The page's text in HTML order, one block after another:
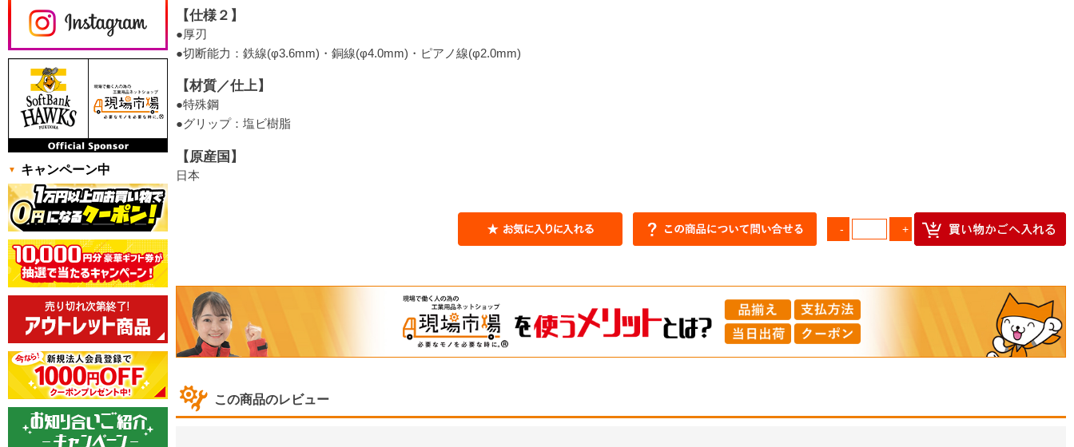
【仕様２】
●厚刃
●切断能力：鉄線(φ3.6mm)・銅線(φ4.0mm)・ピアノ線(φ2.0mm)
【材質／仕上】
●特殊鋼
●グリップ：塩ビ樹脂
【原産国】
日本
この商品のレビュー
キャンペーン中